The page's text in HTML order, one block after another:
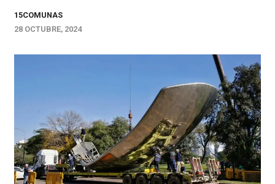
15COMUNAS
28 OCTUBRE, 2024